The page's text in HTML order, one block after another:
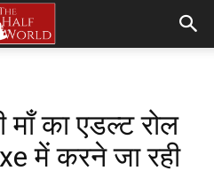
माँ का एडल्ट रोल
में करने जा रही